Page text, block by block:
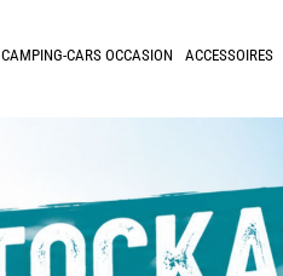
CAMPING-CARS OCCASION ACCESSOIRES